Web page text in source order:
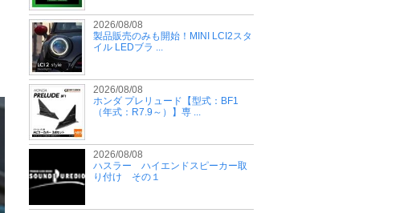
2026/08/08
製品販売のみも開始！MINI LCI2スタ
イル LEDブラ ...
2026/08/08
ホンダ プレリュード【型式：BF1
（年式：R7.9～）】専 ...
2026/08/08
ハスラー ハイエンドスピーカー取
り付け その１